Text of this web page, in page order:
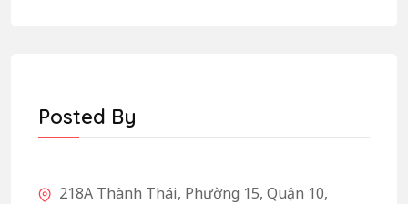
Posted By
218A Thành Thái, Phường 15, Quận 10,